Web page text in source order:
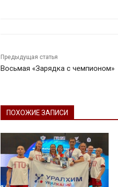
Предыдущая статья
Восьмая «Зарядка с чемпионом»
ПОХОЖИЕ ЗАПИСИ